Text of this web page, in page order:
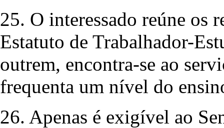
25. O interessado reúne os
Estatuto de Trabalhador-
outrem, encontra-se ao
frequenta um nível do
26. Apenas é exigível ao